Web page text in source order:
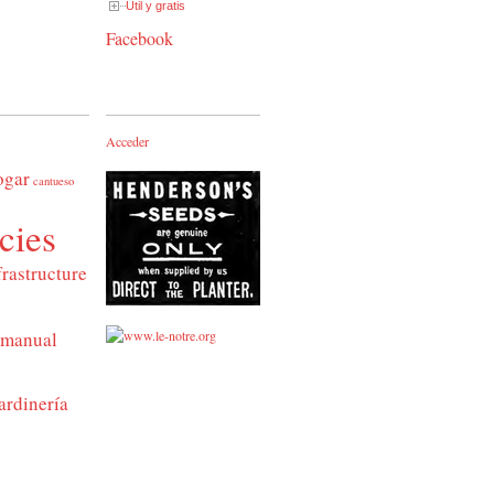
Útil y gratis
Facebook
cantueso
manual
Acceder